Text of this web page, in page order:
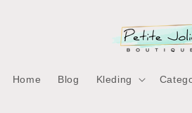
Home Blog Kleding